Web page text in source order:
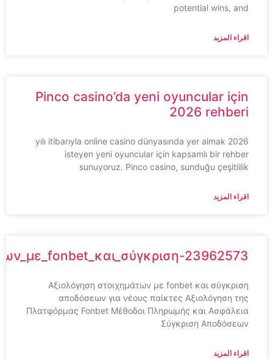
potential wins, and
اقراء المزيد
Pinco casino’da yeni oyuncular için
2026 rehberi
2026 yılı itibarıyla online casino dünyasında yer almak
isteyen yeni oyuncular için kapsamlı bir rehber
sunuyoruz. Pinco casino, sunduğu çeşitlilik
اقراء المزيد
23962573
Αξιολόγηση στοιχημάτων με fonbet και σύγκριση
αποδόσεων για νέους παίκτες Αξιολόγηση της
Πλατφόρμας Fonbet Μέθοδοι Πληρωμής και Ασφάλεια
Σύγκριση Αποδόσεων
اقراء المزيد